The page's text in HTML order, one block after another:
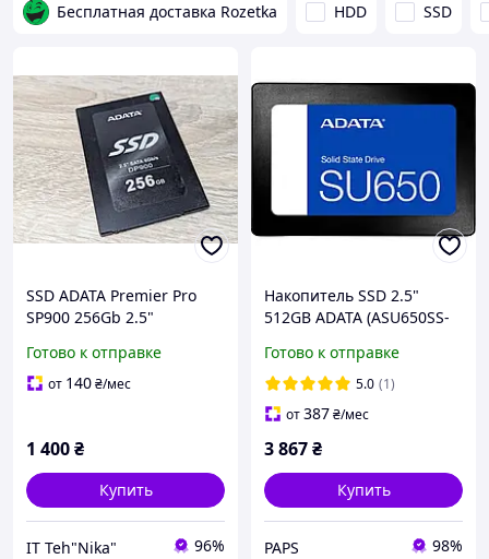
Бесплатная доставка Rozetka HDD SSD
SSD ADATA Premier Pro
SP900 256Gb 2.5"
Готово к отправке
от 140₴/мес
1 400₴
Купить
IT Teh"Nika" 96%
Накопитель SSD 2.5"
512GB ADATA (ASU650SS-
Готово к отправке
5.0 (1)
от387₴/мес
3 867₴
Купить
PAPS 98%